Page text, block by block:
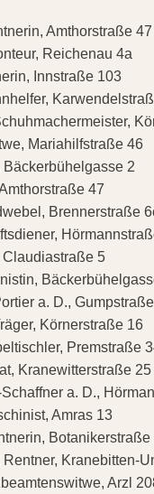
Amthorstraße 47
Reichenau 4a
Innstraße 103
Mariahilfstraße 46
2
47
Brennerstraße
5
a. D.,
Körnerstraße 16
Premstraße
Kranewitterstraße 25
a. D.,
Amras 13
Botanikerstraße
Rentner, Kranebitten-
Arzl